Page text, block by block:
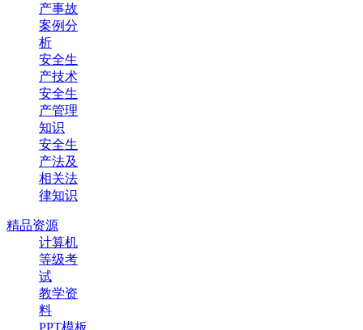
产事故
案例分
析
安全生
产技术
安全生
产管理
知识
安全生
产法及
相关法
律知识
精品资源
计算机
等级考
试
教学资
料
PPT模板